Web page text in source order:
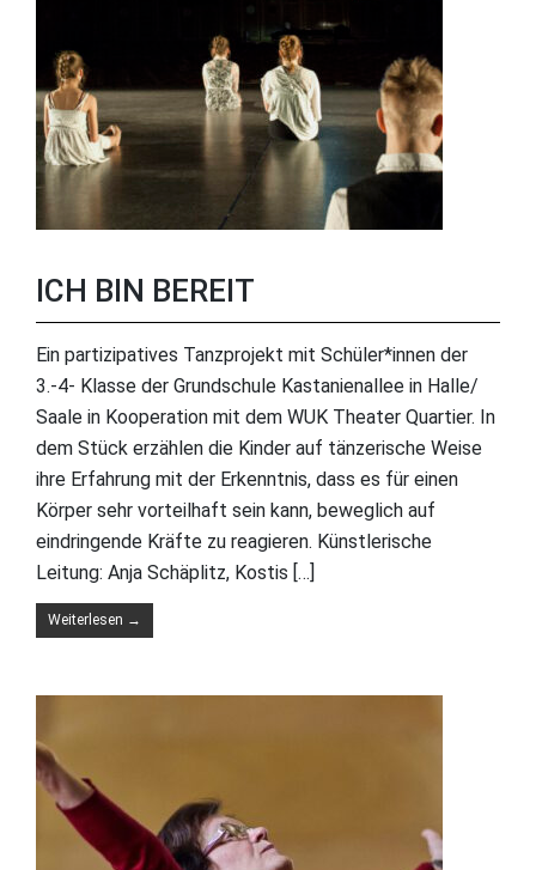
ICH BIN BEREIT
Ein partizipatives Tanzprojekt mit Schüler*innen der
3.-4- Klasse der Grundschule Kastanienallee in Halle/
Saale in Kooperation mit dem WUK Theater Quartier. In
dem Stück erzählen die Kinder auf tänzerische Weise
ihre Erfahrung mit der Erkenntnis, dass es für einen
Körper sehr vorteilhaft sein kann, beweglich auf
eindringende Kräfte zu reagieren. Künstlerische
Leitung: Anja Schäplitz, Kostis […]
Weiterlesen →